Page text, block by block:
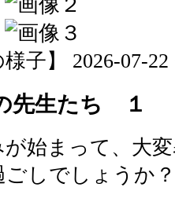
様子】 2026-07-
先生たち １
始まって、大
ごしでしょうか？